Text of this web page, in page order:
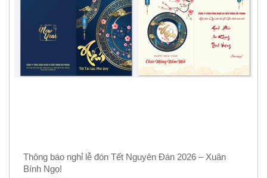
Thông báo nghỉ lễ đón Tết Nguyên Đán 2026 – Xuân
Bính Ngọ!